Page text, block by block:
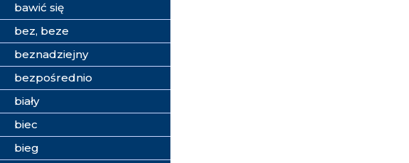
bawić się
bez, beze
beznadziejny
bezpośrednio
biały
biec
bieg